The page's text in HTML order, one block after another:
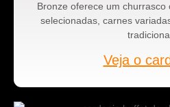
Bronze oferece um
selecionadas, carnes
Veja o